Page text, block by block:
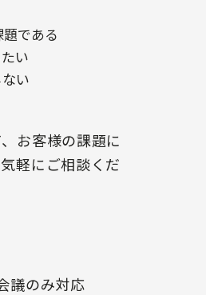
である
い
い
お客様の課題に
軽にご相談くだ
議のみ対応